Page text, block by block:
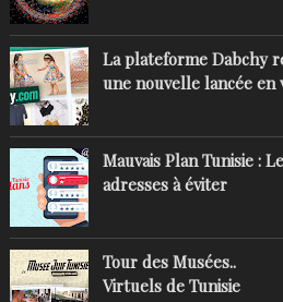
La plateforme Dabchy
une nouvelle lancée en
Mauvais Plan Tunisie :
adresses à éviter
Tour des Musées..
Virtuels de Tunisie